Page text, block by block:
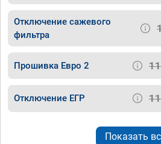
Отключение сажевого
фильтра
Прошивка Евро 2
Отключение ЕГР
Показать